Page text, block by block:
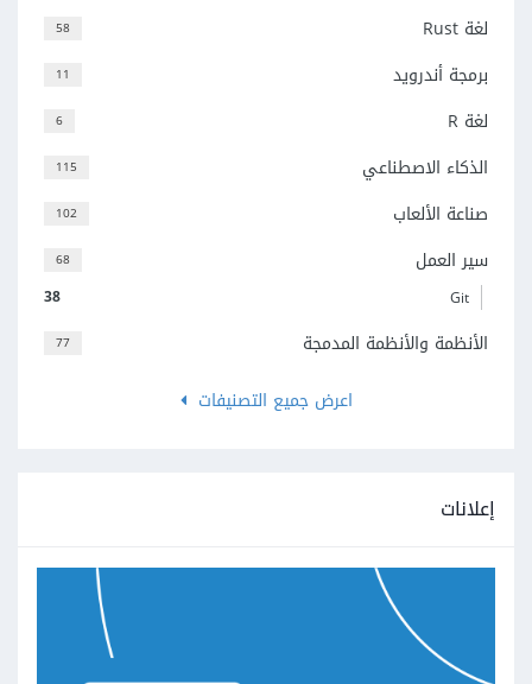
58 لغة Rust
11 برمجة أندرويد
6 لغة R
115 الذكاء الاصطناعي
102 صناعة الألعاب
68 سير العمل
38 Git
77
الأنظمة والأنظمة المدمجة
اعرض جميع التصنيفات
إعلانات